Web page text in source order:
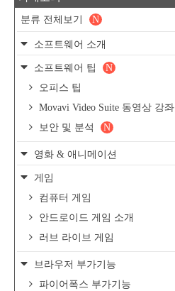
분류 전체보기 N
소프트웨어 소개
소프트웨어 팁
N
오피스 팁
Movavi Video Suite 동영상 강좌
보안 및 분석
N
영화 & 애니메이션
게임
컴퓨터 게임
안드로이드 게임 소개
러브 라이브 게임
브라우저 부가기능
파이어폭스 부가기능